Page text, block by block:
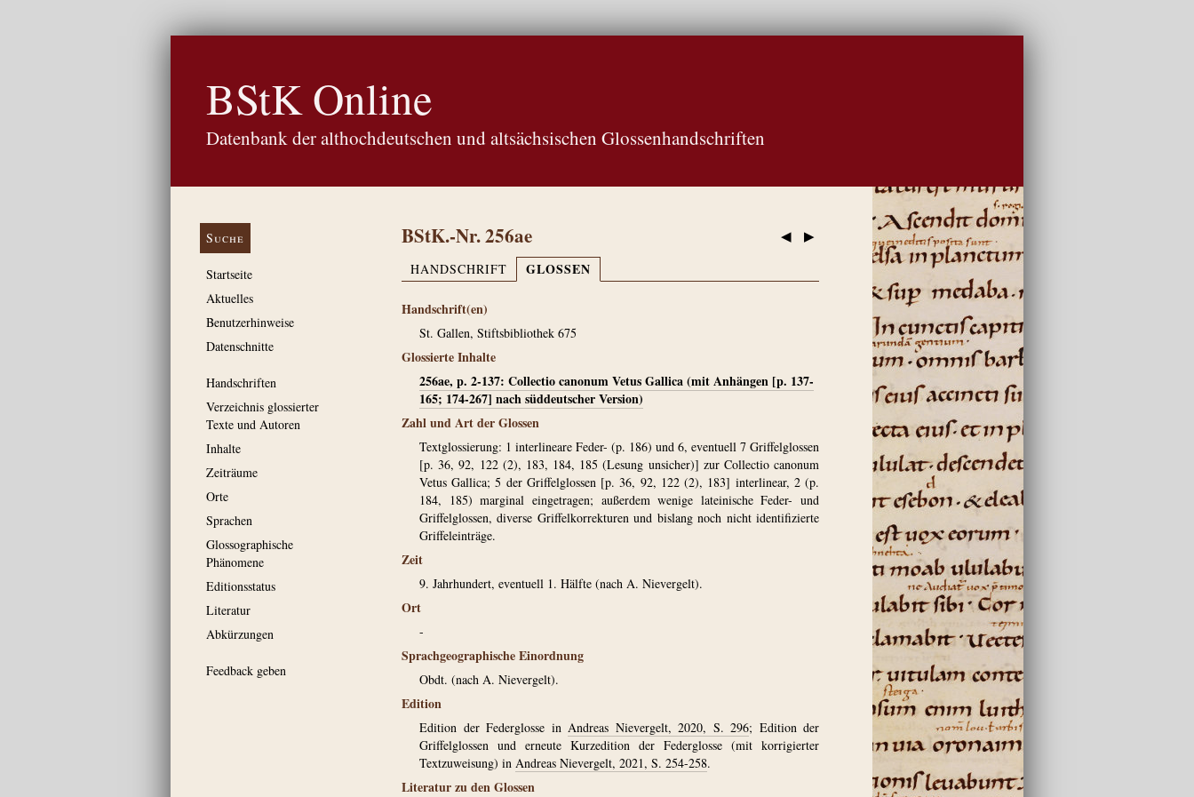
BStK Online
Datenbank der althochdeutschen und altsächsischen Glossenhandschriften
Suche
Startseite
Aktuelles
Benutzerhinweise
Datenschnitte
Handschriften
Verzeichnis glossierter
Texte und Autoren
Inhalte
Zeiträume
Orte
Sprachen
Glossographische
Phänomene
Editionsstatus
Literatur
Abkürzungen
Feedback geben
◀ ▶
BStK.-Nr. 256ae
HANDSCHRIFT GLOSSEN
Handschrift(en)
St. Gallen, Stiftsbibliothek 675
Glossierte Inhalte
256ae, p. 2-137: Collectio canonum Vetus Gallica (mit Anhängen [p. 137-
165; 174-267] nach süddeutscher Version)
Zahl und Art der Glossen
Textglossierung: 1 interlineare Feder- (p. 186) und 6, eventuell 7 Griffelglossen
[p. 36, 92, 122 (2), 183, 184, 185 (Lesung unsicher)] zur Collectio canonum
Vetus Gallica; 5 der Griffelglossen [p. 36, 92, 122 (2), 183] interlinear, 2 (p.
184, 185) marginal eingetragen; außerdem wenige lateinische Feder- und
Griffelglossen, diverse Griffelkorrekturen und bislang noch nicht identifizierte
Griffeleinträge.
Zeit
9. Jahrhundert, eventuell 1. Hälfte (nach A. Nievergelt).
Ort
-
Sprachgeographische Einordnung
Obdt. (nach A. Nievergelt).
Edition
Edition der Federglosse in Andreas Nievergelt, 2020, S. 296; Edition der
Griffelglossen und erneute Kurzedition der Federglosse (mit korrigierter
Textzuweisung) in Andreas Nievergelt, 2021, S. 254-258.
Literatur zu den Glossen